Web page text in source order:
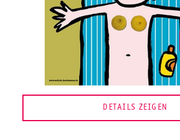
DETAILS ZEIGEN